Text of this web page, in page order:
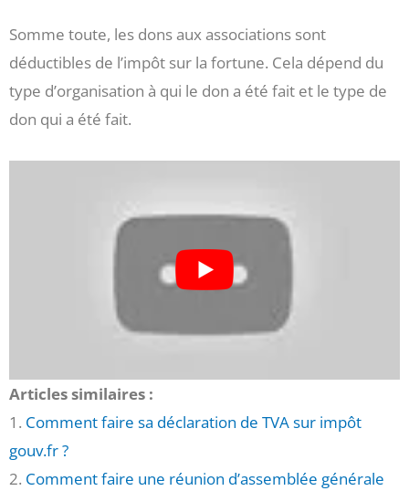
Somme toute, les dons aux associations sont
déductibles de l’impôt sur la fortune. Cela dépend du
type d’organisation à qui le don a été fait et le type de
don qui a été fait.
Articles similaires :
1. Comment faire sa déclaration de TVA sur impôt
gouv.fr ?
2. Comment faire une réunion d’assemblée générale